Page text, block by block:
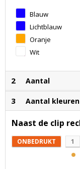
Blauw
Lichtblauw
Oranje
Wit
2 Aantal
3 Aantal
Naast de clip
ONBEDRUKT 1